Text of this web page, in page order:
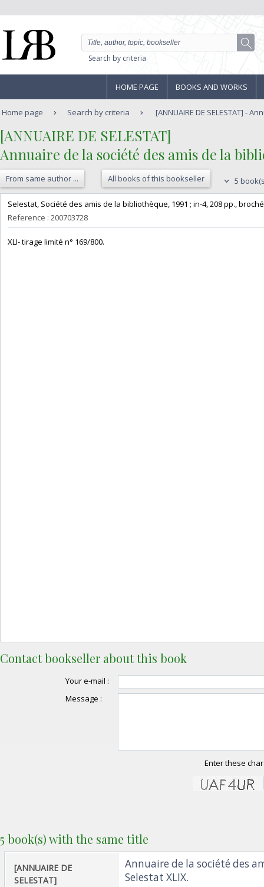
Search by criteria
HOME PAGE BOOKS AND WORKS
Home page Search by criteria [ANNUAIRE DE SELESTAT] -
‎[ANNUAIRE DE SELESTAT]‎
‎Annuaire de la société des amis de la
From same author ... All books of this bookseller 5
‎Selestat, Société des amis de la bibliothèque, 1991 ; in-4, 208 pp.,
Reference : 200703728
‎XLI- tirage limité n° 169/800.‎
Contact bookseller about this book
Your e-mail :
Message :
Enter these
5 book(s) with the same title
‎[ANNUAIRE DE
SELESTAT]‎
‎Annuaire de la société des
Selestat XLIX. ‎